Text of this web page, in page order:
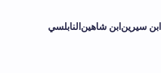
ابن سيرين ابن شاهين النابلسي